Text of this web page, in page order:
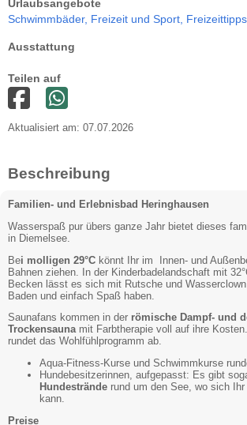
Urlaubsangebote
Schwimmbäder, Freizeit und Sport,
Ausstattung
Teilen auf
Aktualisiert am: 07.07.2026
Beschreibung
Familien- und Erlebnisbad Heringhausen
Wasserspaß pur übers ganze Jahr bietet dieses
in Diemelsee.
Bei molligen 29°C könnt Ihr im Innen- und
Bahnen ziehen. In der Kinderbadelandschaft mit
Becken lässt es sich mit Rutsche und
Baden und einfach Spaß haben.
Saunafans kommen in der römische Dampf- und
Trockensaunamit Farbtherapie voll auf ihre
rundet das Wohlfühlprogramm ab.
Aqua-Fitness-Kurse und Schwimmkurse
Hundebesitzerinnen, aufgepasst: Es gibt
Hundestrände rund um den See, wo sich
kann.
Preise